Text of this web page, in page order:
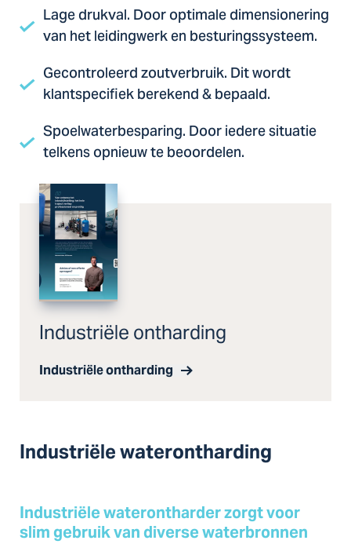
Industriële waterontharding
Industriële waterontharder zorgt voor
slim gebruik van diverse waterbronnen
Lage drukval. Door optimale dimensionering
van het leidingwerk en besturingssysteem.
Gecontroleerd zoutverbruik. Dit wordt
klantspecifiek berekend & bepaald.
Spoelwaterbesparing. Door iedere situatie
telkens opnieuw te beoordelen.
Industriële ontharding
Industriële ontharding